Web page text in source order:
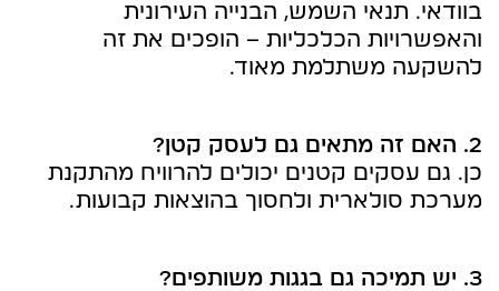
בוודאי. תנאי השמש, הבנייה העירונית
והאפשרויות הכלכליות – הופכים את זה
להשקעה משתלמת מאוד.
2. האם זה מתאים גם לעסק קטן?
כן. גם עסקים קטנים יכולים להרוויח מהתקנת
מערכת סולארית ולחסוך בהוצאות קבועות.
3. יש תמיכה גם בגגות משותפים?